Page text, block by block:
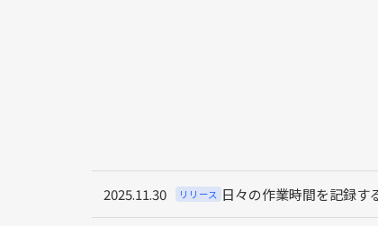
2025.11.30 リリース 日々の作業時間を記録す